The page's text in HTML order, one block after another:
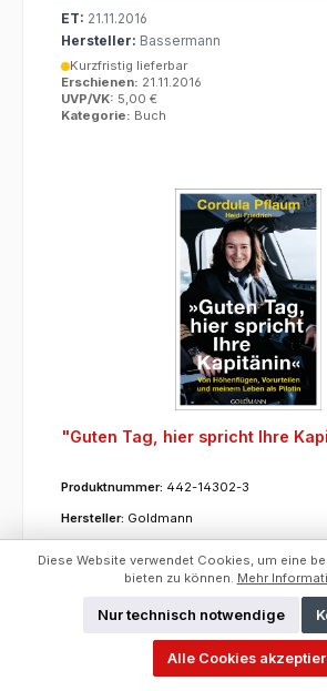
ET: 21.11.2016
Hersteller: Bassermann
Kurzfristig lieferbar
Erschienen: 21.11.2016
UVP/VK: 5,00 €
Kategorie: Buch
"Guten Tag, hier spricht Ihre
Produktnummer: 442-14302-3
Hersteller: Goldmann
Preise exkl. MwSt. zzgl. Versandkosten
Um dieses Produkt zu bestellen,
hieran.
20.03.2024
Diese Website verwendet Cookies, um eine
bieten zu können. Mehr
Nur technisch notwendige
Alle Cookies